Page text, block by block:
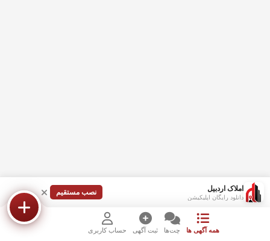
املاک اردبیل
دانلود رایگان اپلیکیشن
نصب مستقیم
همه آگهی ها چت‌ها ثبت آگهی حساب کاربری